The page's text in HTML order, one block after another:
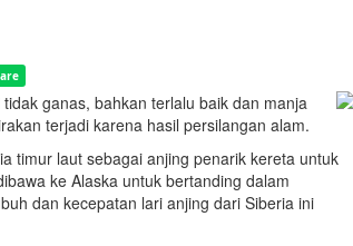
ganas, bahkan terlalu baik dan manja
terjadi karena hasil persilangan alam.
timur laut sebagai anjing penarik kereta untuk
ke Alaska untuk bertanding dalam
dan kecepatan lari anjing dari Siberia ini